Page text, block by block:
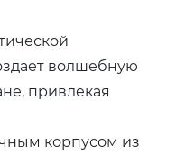
волшебную
привлекая
корпусом из